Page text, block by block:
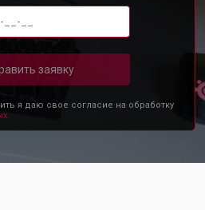
заявку
я даю свое согласие на обработку